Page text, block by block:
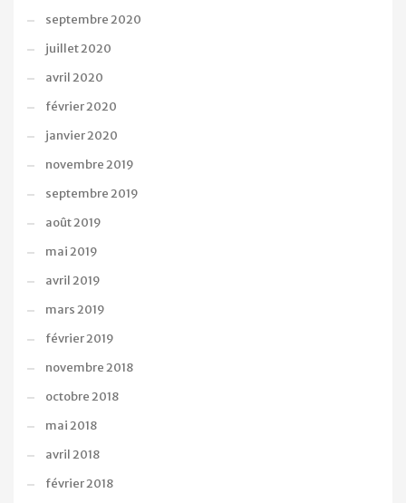
septembre 2020
juillet 2020
avril 2020
février 2020
janvier 2020
novembre 2019
septembre 2019
août 2019
mai 2019
avril 2019
mars 2019
février 2019
novembre 2018
octobre 2018
mai 2018
avril 2018
février 2018